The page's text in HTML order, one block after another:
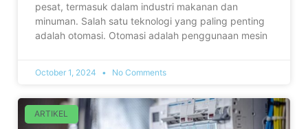
pesat, termasuk dalam industri makanan dan
minuman. Salah satu teknologi yang paling penting
adalah otomasi. Otomasi adalah penggunaan mesin
October 1, 2024 No Comments
ARTIKEL